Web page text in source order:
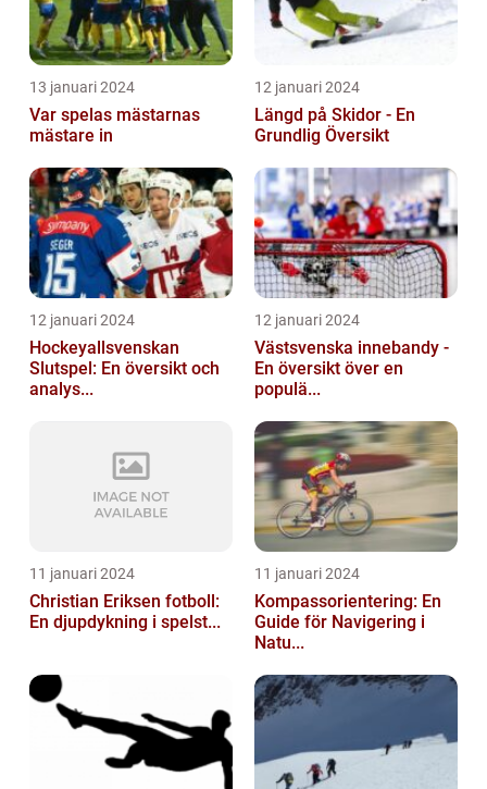
13 januari 2024
Var spelas mästarnas
mästare in
12 januari 2024
Längd på Skidor - En
Grundlig Översikt
12 januari 2024
Hockeyallsvenskan
Slutspel: En översikt och
analys...
12 januari 2024
Västsvenska innebandy -
En översikt över en
populä...
11 januari 2024
Christian Eriksen fotboll:
En djupdykning i spelst...
11 januari 2024
Kompassorientering: En
Guide för Navigering i
Natu...